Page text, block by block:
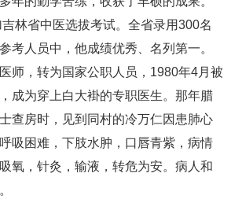
林省中医选拔考试。全省录用300名
考人员中，他成绩优秀、名列第一。
师，转为国家公职人员，1980年4月被
成为穿上白大褂的专职医生。那年腊
查房时，见到同村的冷万仁因患肺心
吸困难，下肢水肿，口唇青紫，病情
氧，针灸，输液，转危为安。病人和